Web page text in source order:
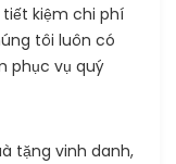
kiệm chi phí
tôi luôn có
phục vụ quý
tặng vinh danh,